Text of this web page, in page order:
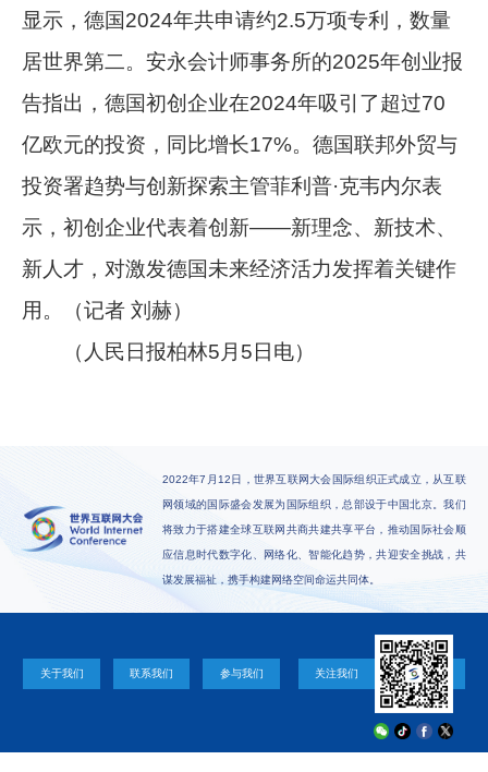
显示，德国2024年共申请约2.5万项专利，数量
居世界第二。安永会计师事务所的2025年创业报
告指出，德国初创企业在2024年吸引了超过70
亿欧元的投资，同比增长17%。德国联邦外贸与
投资署趋势与创新探索主管菲利普·克韦内尔表
示，初创企业代表着创新——新理念、新技术、
新人才，对激发德国未来经济活力发挥着关键作
用。（记者 刘赫）
（人民日报柏林5月5日电）
2022年7月12日，世界互联网大会国际组织正式成立，从互联
网领域的国际盛会发展为国际组织，总部设于中国北京。我们
将致力于搭建全球互联网共商共建共享平台，推动国际社会顺
应信息时代数字化、网络化、智能化趋势，共迎安全挑战，共
谋发展福祉，携手构建网络空间命运共同体。
关于我们 联系我们 参与我们 关注我们